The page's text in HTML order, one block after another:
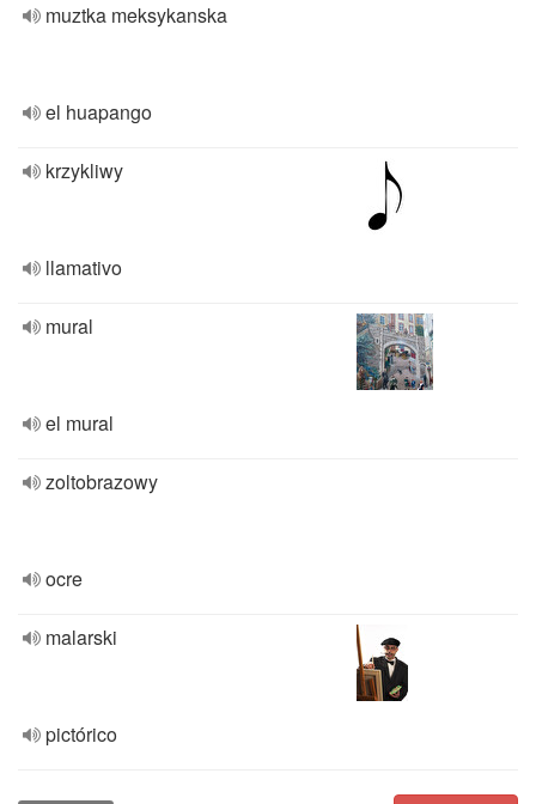
muztka meksykanska
el huapango
krzykliwy
llamativo
mural
el mural
zoltobrazowy
ocre
malarski
pictórico